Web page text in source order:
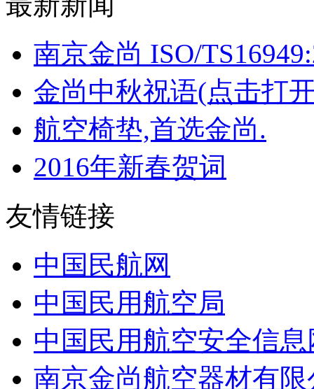
南京金尚 ISO/
金尚中秋祝语(点击打
航空椅垫,首选金尚.
2016年新春贺词
友情链接
中国民航网
中国民用航空局
中国民用航空安全信息
南京金尚航空器材有限